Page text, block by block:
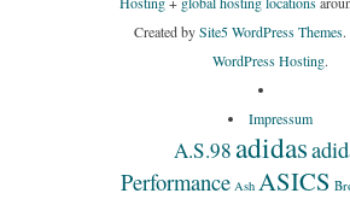
Created bySite5 WordPress Themes.
WordPress Hosting.
Impressum
A.S.98adidas
Performance Ash ASICS